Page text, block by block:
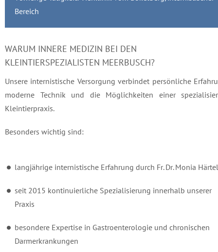
Bereich
WARUM INNERE MEDIZIN BEI DEN
KLEINTIERSPEZIALISTEN MEERBUSCH?
Unsere internistische Versorgung verbindet persönliche
moderne Technik und die Möglichkeiten einer
Kleintierpraxis.
Besonders wichtig sind:
langjährige internistische Erfahrung durch Fr. Dr. Monia Härtel
seit 2015 kontinuierliche Spezialisierung innerhalb unserer
Praxis
besondere Expertise in Gastroenterologie und chronischen
Darmerkrankungen